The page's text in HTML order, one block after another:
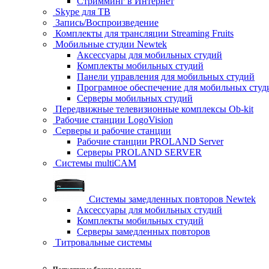
Skype для ТВ
Запись/Воспроизведение
Комплекты для трансляции Streaming Fruits
Мобильные студии Newtek
Аксессуары для мобильных студий
Комплекты мобильных студий
Панели управления для мобильных студий
Програмное обеспечение для мобильных
Серверы мобильных студий
Передвижные телевизионные комплексы Ob-kit
Рабочие станции LogoVision
Серверы и рабочие станции
Рабочие станции PROLAND Server
Серверы PROLAND SERVER
Системы multiCAM
Системы замедленных повторов Newtek
Аксессуары для мобильных студий
Комплекты мобильных студий
Серверы замедленных повторов
Титровальные системы